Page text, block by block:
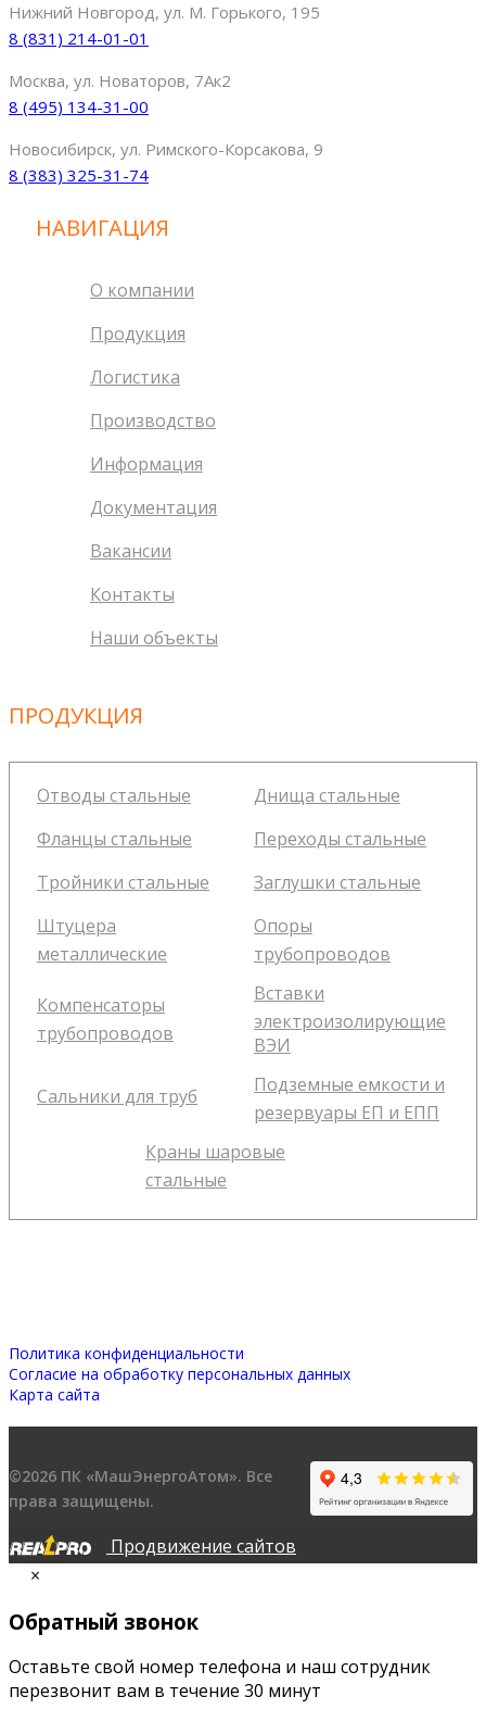
Нижний Новгород, ул. М. Горького, 195
8 (831) 214-01-01
Москва, ул. Новаторов, 7Ак2
8 (495) 134-31-00
Новосибирск, ул. Римского-Корсакова, 9
8 (383) 325-31-74
НАВИГАЦИЯ
О компании
Продукция
Логистика
Производство
Информация
Документация
Вакансии
Контакты
Наши объекты
ПРОДУКЦИЯ
Отводы стальные
Днища стальные
Фланцы стальные
Переходы стальные
Тройники стальные
Заглушки стальные
Штуцера
металлические
Опоры
трубопроводов
Компенсаторы
трубопроводов
Вставки
электроизолирующие
ВЭИ
Сальники для труб
Подземные емкости и
резервуары ЕП и ЕПП
Краны шаровые
стальные
Политика конфиденциальности
Согласие на обработку персональных данных
Карта сайта
©2026 ПК «МашЭнергоАтом». Все
права защищены.
Продвижение сайтов
×
Обратный звонок
Оставьте свой номер телефона и наш сотрудник
перезвонит вам в течение 30 минут